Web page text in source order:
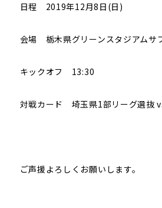
日程 2019年12月8日(日)
会場 栃木県グリーンスタジアムサ
キックオフ 13:30
対戦カード 埼玉県1部リーグ選抜
ご声援よろしくお願いします。